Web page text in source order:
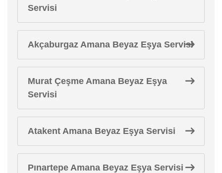
Servisi
Akçaburgaz Amana Beyaz Eşya Servisi
Murat Çeşme Amana Beyaz Eşya
Servisi
Atakent Amana Beyaz Eşya Servisi
Pınartepe Amana Beyaz Eşya Servisi